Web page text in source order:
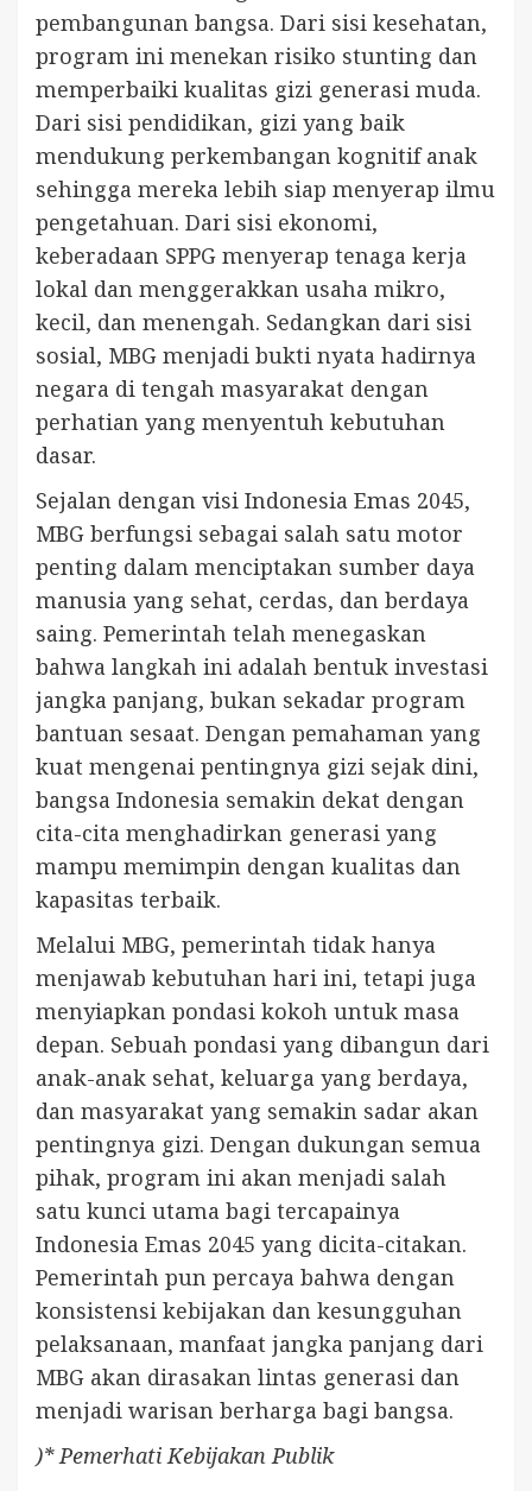
pembangunan bangsa. Dari sisi kesehatan,
program ini menekan risiko stunting dan
memperbaiki kualitas gizi generasi muda.
Dari sisi pendidikan, gizi yang baik
mendukung perkembangan kognitif anak
sehingga mereka lebih siap menyerap ilmu
pengetahuan. Dari sisi ekonomi,
keberadaan SPPG menyerap tenaga kerja
lokal dan menggerakkan usaha mikro,
kecil, dan menengah. Sedangkan dari sisi
sosial, MBG menjadi bukti nyata hadirnya
negara di tengah masyarakat dengan
perhatian yang menyentuh kebutuhan
dasar.
Sejalan dengan visi Indonesia Emas 2045,
MBG berfungsi sebagai salah satu motor
penting dalam menciptakan sumber daya
manusia yang sehat, cerdas, dan berdaya
saing. Pemerintah telah menegaskan
bahwa langkah ini adalah bentuk investasi
jangka panjang, bukan sekadar program
bantuan sesaat. Dengan pemahaman yang
kuat mengenai pentingnya gizi sejak dini,
bangsa Indonesia semakin dekat dengan
cita-cita menghadirkan generasi yang
mampu memimpin dengan kualitas dan
kapasitas terbaik.
Melalui MBG, pemerintah tidak hanya
menjawab kebutuhan hari ini, tetapi juga
menyiapkan pondasi kokoh untuk masa
depan. Sebuah pondasi yang dibangun dari
anak-anak sehat, keluarga yang berdaya,
dan masyarakat yang semakin sadar akan
pentingnya gizi. Dengan dukungan semua
pihak, program ini akan menjadi salah
satu kunci utama bagi tercapainya
Indonesia Emas 2045 yang dicita-citakan.
Pemerintah pun percaya bahwa dengan
konsistensi kebijakan dan kesungguhan
pelaksanaan, manfaat jangka panjang dari
MBG akan dirasakan lintas generasi dan
menjadi warisan berharga bagi bangsa.
)* Pemerhati Kebijakan Publik